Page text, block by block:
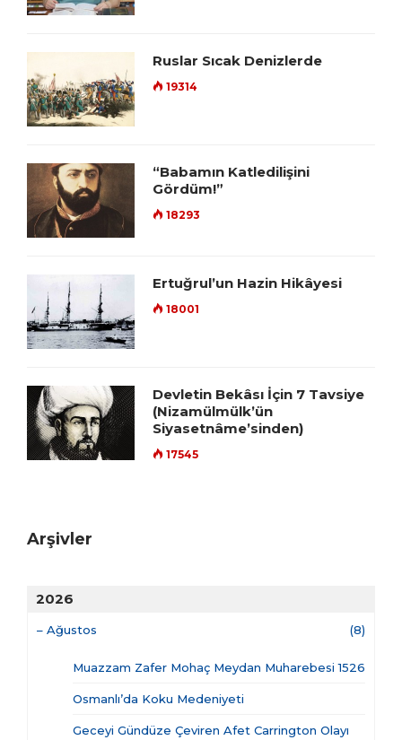
Ruslar Sıcak Denizlerde
19314
“Babamın Katledilişini
Gördüm!”
18293
Ertuğrul’un Hazin Hikâyesi
18001
Devletin Bekâsı İçin 7 Tavsiye
(Nizamülmülk’ün
Siyasetnâme’sinden)
17545
Arşivler
2026
– Ağustos (8)
Muazzam Zafer Mohaç Meydan Muharebesi 1526
Osmanlı’da Koku Medeniyeti
Geceyi Gündüze Çeviren Afet Carrington Olayı